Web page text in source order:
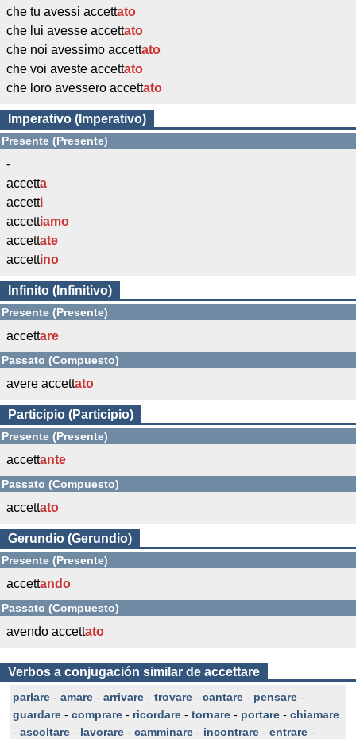
che tu avessi accettato
che lui avesse accettato
che noi avessimo accettato
che voi aveste accettato
che loro avessero accettato
Imperativo (Imperativo)
Presente (Presente)
-
accetta
accetti
accettiamo
accettate
accettino
Infinito (Infinitivo)
Presente (Presente)
accettare
Passato (Compuesto)
avere accettato
Participio (Participio)
Presente (Presente)
accettante
Passato (Compuesto)
accettato
Gerundio (Gerundio)
Presente (Presente)
accettando
Passato (Compuesto)
avendo accettato
Verbos a conjugación similar de accettare
parlare - amare - arrivare - trovare - cantare - pensare -
guardare - comprare - ricordare - tornare - portare - chiamare
- ascoltare - lavorare - camminare - incontrare - entrare -